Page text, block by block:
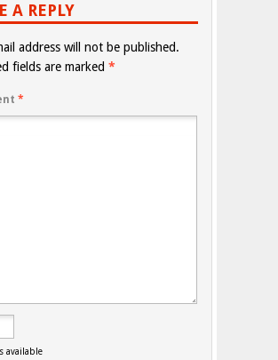
A REPLY
address will not be published.
fields are marked *
*
available